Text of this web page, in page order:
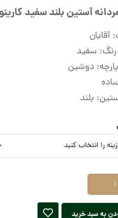
آستین بلند سفید کارینو
رنگ: سفید
دوشین
بلند
به سبد خرید